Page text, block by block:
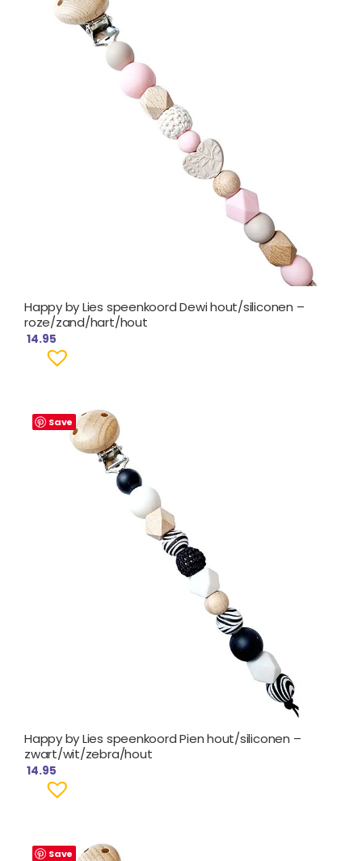
Happy by Lies speenkoord Dewi hout/siliconen –
roze/zand/hart/hout
14.95
Save
Happy by Lies speenkoord Pien hout/siliconen –
zwart/wit/zebra/hout
14.95
Save